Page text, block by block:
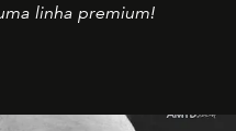
linha premium!